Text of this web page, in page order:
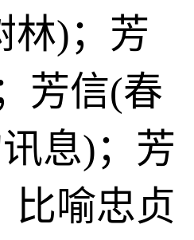
林)；芳
芳信(春
息)；芳
比喻忠贞